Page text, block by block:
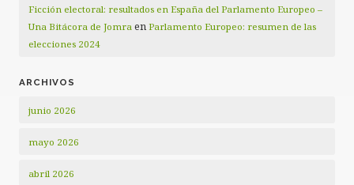
Ficción electoral: resultados en España del Parlamento Europeo –
Una Bitácora de Jomra en Parlamento Europeo: resumen de las
elecciones 2024
ARCHIVOS
junio 2026
mayo 2026
abril 2026